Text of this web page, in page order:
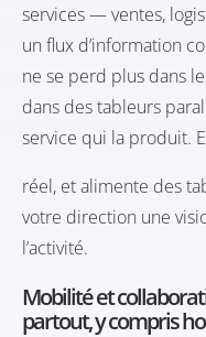
services — ventes,
un flux d’information
ne se perd plus dans
dans des tableurs
service qui la produit.
réel, et alimente des
votre direction une
l’activité.
Mobilité et
partout, y compris